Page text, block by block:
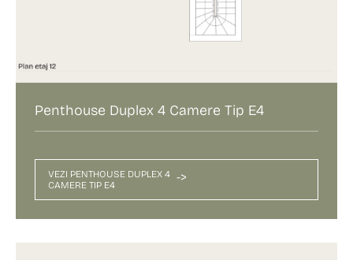
Penthouse Duplex 4 Camere Tip E4
VEZI PENTHOUSE DUPLEX 4
CAMERE TIP E4
->